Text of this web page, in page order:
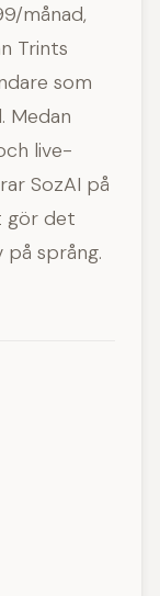
månad,
Trints
som
Medan
live-
SozAI på
gör det
språng.